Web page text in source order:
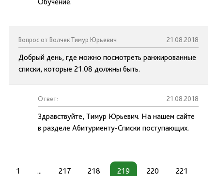
Вопрос от Волчек Тимур Юрьевич 21.08.2018
Добрый день, где можно посмотреть ранжированные
списки, которые 21.08 должны быть.
Ответ: 21.08.2018
Здравствуйте, Тимур Юрьевич. На нашем сайте
в разделе Абитуриенту-Списки поступающих.
1 ... 217 218 219 220 221